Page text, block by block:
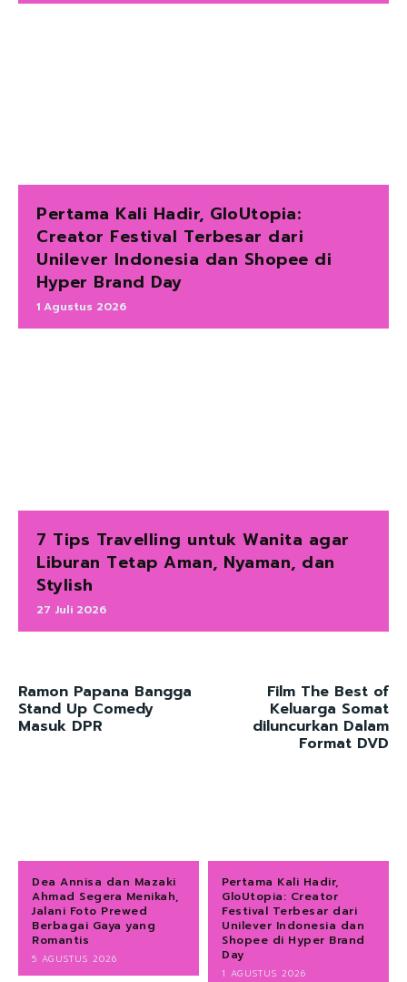
Pertama Kali Hadir, GloUtopia:
Creator Festival Terbesar dari
Unilever Indonesia dan Shopee di
Hyper Brand Day
1 Agustus 2026
7 Tips Travelling untuk Wanita agar
Liburan Tetap Aman, Nyaman, dan
Stylish
27 Juli 2026
Ramon Papana Bangga
Stand Up Comedy
Masuk DPR
Film The Best of
Keluarga Somat
diluncurkan Dalam
Format DVD
Dea Annisa dan Mazaki
Ahmad Segera Menikah,
Jalani Foto Prewed
Berbagai Gaya yang
Romantis
5 AGUSTUS 2026
Pertama Kali Hadir,
GloUtopia: Creator
Festival Terbesar dari
Unilever Indonesia dan
Shopee di Hyper Brand
Day
1 AGUSTUS 2026